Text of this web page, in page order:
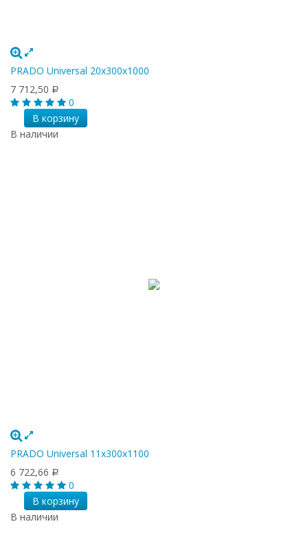
PRADO Universal 20х300х1000
7 712,50 Р
0
В корзину
В наличии
PRADO Universal 11х300х1100
6 722,66 Р
0
В корзину
В наличии